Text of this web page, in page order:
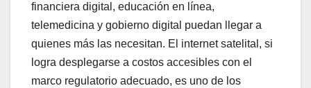
financiera digital, educación en línea,
telemedicina y gobierno digital puedan llegar a
quienes más las necesitan. El internet satelital, si
logra desplegarse a costos accesibles con el
marco regulatorio adecuado, es uno de los